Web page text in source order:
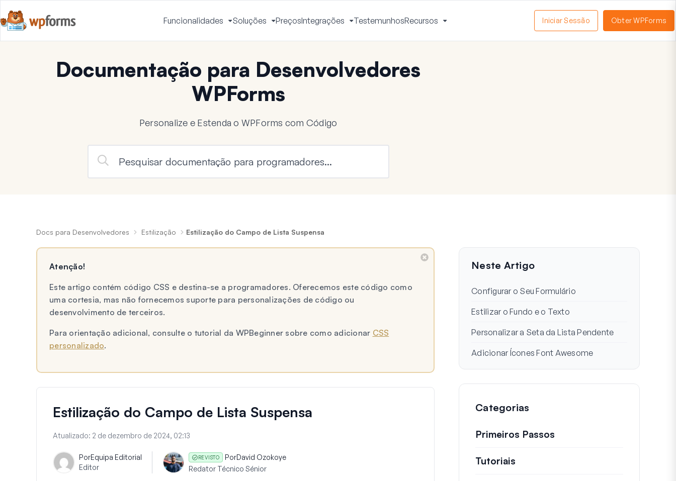
Funcionalidades
Ativar
Menu
Soluções
Ativar
Menu
PreçosIntegrações
Ativar
Menu
TestemunhosRecursos
Menu
Iniciar Sessão Obter WPForms
Documentação para Desenvolvedores
WPForms
Personalize e Estenda o WPForms com Código
Docs para Desenvolvedores Estilização Estilização do Campo de Lista Suspensa
Atenção!
Este artigo contém código CSS e destina-se a programadores. Oferecemos este código como
uma cortesia, mas não fornecemos suporte para personalizações de código ou
desenvolvimento de terceiros.
Para orientação adicional, consulte o tutorial da WPBeginner sobre como adicionar CSS
personalizado.
Estilização do Campo de Lista Suspensa
Atualizado: 2 de dezembro de 2024, 02:13
PorEquipa Editorial
Editor
REVISTO PorDavid Ozokoye
Redator Técnico Sénior
Neste Artigo
Configurar o Seu Formulário
Estilizar o Fundo e o Texto
Personalizar a Seta da Lista Pendente
Adicionar Ícones Font Awesome
Categorias
Primeiros Passos
Tutoriais